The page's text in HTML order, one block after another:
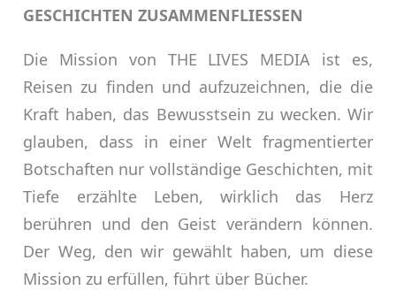
GESCHICHTEN ZUSAMMENFLIESSEN
Die Mission von THE LIVES MEDIA ist es,
Reisen zu finden und aufzuzeichnen, die die
Kraft haben, das Bewusstsein zu wecken. Wir
glauben, dass in einer Welt fragmentierter
Botschaften nur vollständige Geschichten, mit
Tiefe erzählte Leben, wirklich das Herz
berühren und den Geist verändern können.
Der Weg, den wir gewählt haben, um diese
Mission zu erfüllen, führt über Bücher.